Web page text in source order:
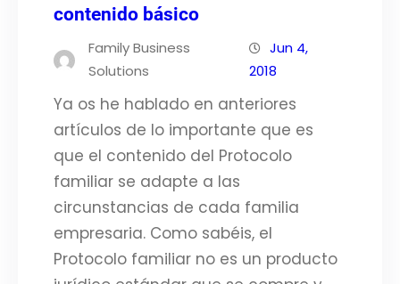
contenido básico
Family Business
Solutions
Jun 4,
2018
Ya os he hablado en anteriores
artículos de lo importante que es
que el contenido del Protocolo
familiar se adapte a las
circunstancias de cada familia
empresaria. Como sabéis, el
Protocolo familiar no es un producto